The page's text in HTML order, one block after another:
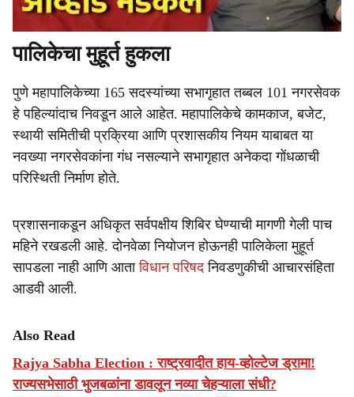
पालिकेचा मुहूर्त हुकला
पुणे महापालिकेच्या 165 सदस्यांच्या सभागृहात तब्बल 101 नगरसेवक
हे पहिल्यांदाच निवडून आले आहेत. महापालिकेचे कामकाज, बजेट,
स्थायी समितीची प्रक्रिया आणि प्रशासकीय नियम याबाबत या
नवख्या नगरसेवकांना गंध नसल्याने सभागृहात अनेकदा गोंधळाची
परिस्थिती निर्माण होते.
प्रशासनाकडून अधिकृत सर्वपक्षीय शिबिर घेण्याची मागणी गेली पाच
महिने रखडली आहे. दोनवेळा नियोजन होऊनही पालिकेला मुहूर्त
सापडला नाही आणि आताविधान परिषदनिवडणुकीची आचारसंहिता
आडवी आली.
Also Read
Rajya Sabha Election : राष्ट्रवादीत हाय-व्होल्टेज ड्रामा!
राज्यसभेसाठी भुजबळांना डावलून नव्या चेहऱ्याला संधी?